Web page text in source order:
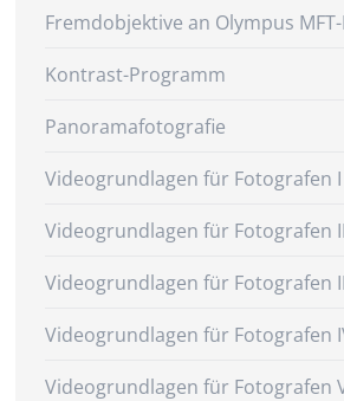
Fremdobjektive an Olympus
Kontrast-Programm
Panoramafotografie
Videogrundlagen für Fotografen I
Videogrundlagen für Fotografen II
Videogrundlagen für Fotografen
Videogrundlagen für Fotografen
Videogrundlagen für Fotografen